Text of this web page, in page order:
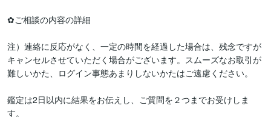
✿ご相談の内容の詳細
注）連絡に反応がなく、一定の時間を経過した場合は、残念ですが
キャンセルさせていただく場合がございます。スムーズなお取引が
難しいかた、ログイン事態あまりしないかたはご遠慮ください。
鑑定は2日以内に結果をお伝えし、ご質問を２つまでお受けしま
す。